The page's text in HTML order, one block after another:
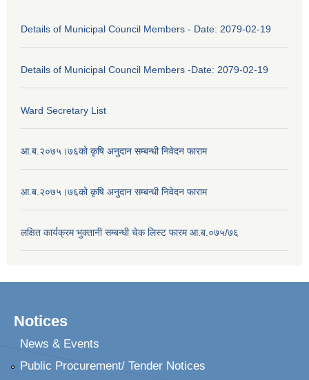
Details of Municipal Council Members - Date: 2079-02-19
Details of Municipal Council Members -Date: 2079-02-19
Ward Secretary List
आ.ब.२०७५।७६को कृषि अनुदान सम्बन्धी निवेदन फाराम
आ.ब.२०७५।७६को कृषि अनुदान सम्बन्धी निवेदन फाराम
लक्षित कार्यक्रम भुक्तानी सम्बन्धी चेक लिस्ट फारम आ.ब.०७५/७६
Notices
News & Events
Public Procurement/ Tender Notices